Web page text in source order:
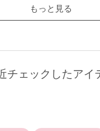
もっと見る
チェックしたアイ